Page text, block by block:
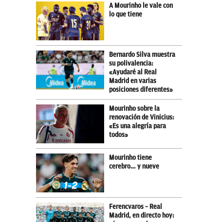
A Mourinho le vale con
lo que tiene
Bernardo Silva muestra
su polivalencia:
«Ayudaré al Real
Madrid en varias
posiciones diferentes»
Mourinho sobre la
renovación de Vinicius:
«Es una alegría para
todos»
Mourinho tiene
cerebro… y nueve
Ferencvaros – Real
Madrid, en directo hoy: